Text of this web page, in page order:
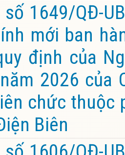
1649/QĐ-
mới ban
định của
2026 của
chức thuộc
Biên